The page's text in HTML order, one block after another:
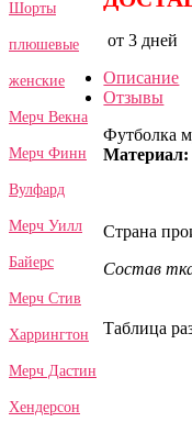
Шорты
плюшевые
женские
Мерч Векна
Мерч Финн
Вулфард
Мерч Уилл
Байерс
Мерч Стив
Харрингтон
Мерч Дастин
Хендерсон
от 3 дней
Описание
Отзывы
Футболка
Материал:
Страна
Состав
Таблица